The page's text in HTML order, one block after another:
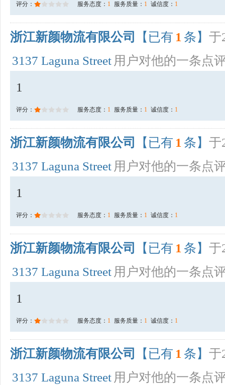
评分： 服务态度： 1 服务质量： 1 诚信度： 1
浙江新颜物流有限公司 【已有 1 条】 于
3137 Laguna Street 用户对他的一条点
1
评分： 服务态度： 1 服务质量： 1 诚信度： 1
浙江新颜物流有限公司 【已有 1 条】 于
3137 Laguna Street 用户对他的一条点
1
评分： 服务态度： 1 服务质量： 1 诚信度： 1
浙江新颜物流有限公司 【已有 1 条】 于
3137 Laguna Street 用户对他的一条点
1
评分： 服务态度： 1 服务质量： 1 诚信度： 1
浙江新颜物流有限公司 【已有 1 条】 于
3137 Laguna Street 用户对他的一条点